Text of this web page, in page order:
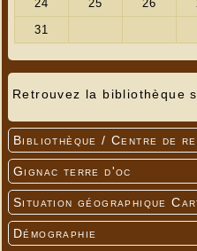
Retrouvez la
Bibliothèque / Centre de
Gignac terre d'oc
Situation géographique
Démographie